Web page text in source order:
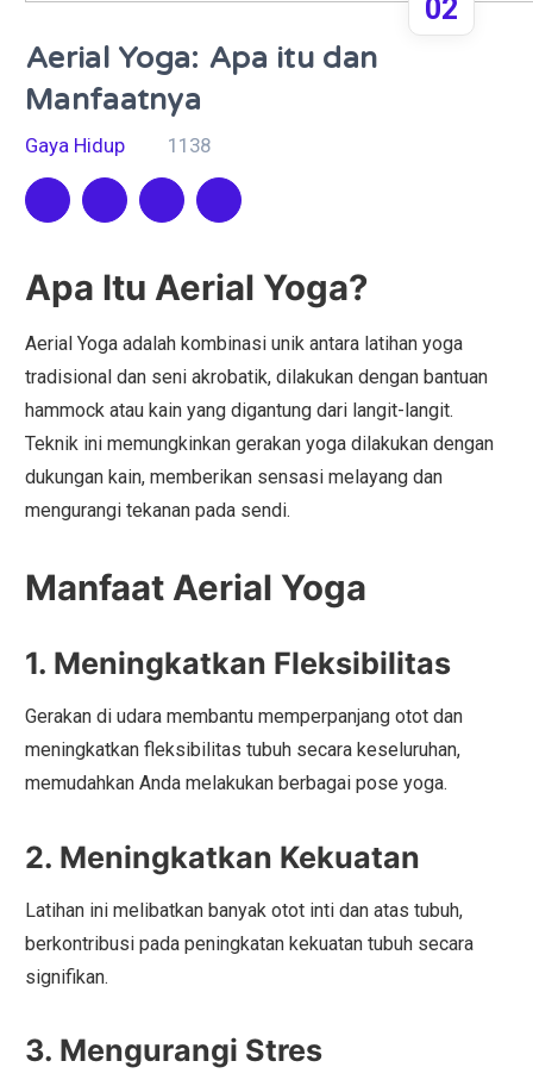
02
Aerial Yoga: Apa itu dan
Manfaatnya
Gaya Hidup 1138
Apa Itu Aerial Yoga?
Aerial Yoga adalah kombinasi unik antara latihan yoga
tradisional dan seni akrobatik, dilakukan dengan bantuan
hammock atau kain yang digantung dari langit-langit.
Teknik ini memungkinkan gerakan yoga dilakukan dengan
dukungan kain, memberikan sensasi melayang dan
mengurangi tekanan pada sendi.
Manfaat Aerial Yoga
1. Meningkatkan Fleksibilitas
Gerakan di udara membantu memperpanjang otot dan
meningkatkan fleksibilitas tubuh secara keseluruhan,
memudahkan Anda melakukan berbagai pose yoga.
2. Meningkatkan Kekuatan
Latihan ini melibatkan banyak otot inti dan atas tubuh,
berkontribusi pada peningkatan kekuatan tubuh secara
signifikan.
3. Mengurangi Stres